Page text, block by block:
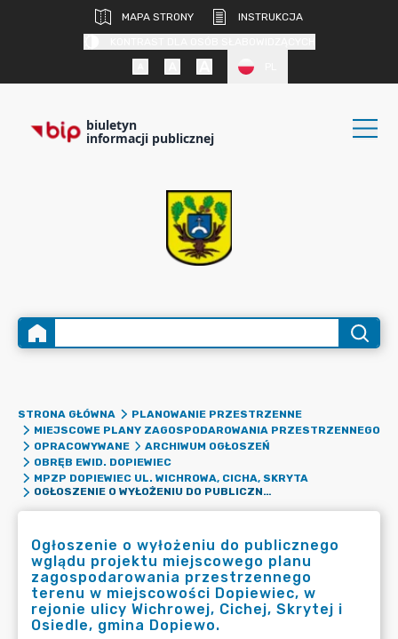
MAPA STRONY
INSTRUKCJA
biuletyn
informacji publicznej
STRONA GŁÓWNA
PLANOWANIE PRZESTRZENNE
MIEJSCOWE PLANY ZAGOSPODAROWANIA PRZESTRZENNEGO
OPRACOWYWANE
ARCHIWUM OGŁOSZEŃ
OBRĘB EWID. DOPIEWIEC
MPZP DOPIEWIEC UL. WICHROWA, CICHA, SKRYTA
OGŁOSZENIE O WYŁOŻENIU DO PUBLICZNEGO WGLĄDU PROJEKTU MIEJSCOWEGO PLANU ZAGOSPODAROWANIA PRZESTRZENNEGO TERENU W MIEJSCOWOŚCI DOPIEWIEC, W REJONIE ULICY WICHROWEJ, CICHEJ, SKRYTEJ I OSIEDLE, GMINA DOPIEWO.
Ogłoszenie o wyłożeniu do publicznego
wglądu projektu miejscowego planu
zagospodarowania przestrzennego
terenu w miejscowości Dopiewiec, w
rejonie ulicy Wichrowej, Cichej, Skrytej i
Osiedle, gmina Dopiewo.